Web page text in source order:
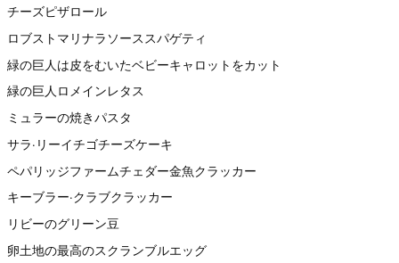
チーズピザロール
ロブストマリナラソーススパゲティ
緑の巨人は皮をむいたベビーキャロットをカット
緑の巨人ロメインレタス
ミュラーの焼きパスタ
サラ·リーイチゴチーズケーキ
ペパリッジファームチェダー金魚クラッカー
キーブラー·クラブクラッカー
リビーのグリーン豆
卵土地の最高のスクランブルエッグ